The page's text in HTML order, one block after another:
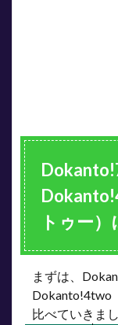
でき
1.4
AI予
想も
参考
2
Dokanto!7（ドカ
ント セブン）と
Dokanto!4two（
カント フォートゥ
トゥー
まずは、
Dokanto!4two
比べていきまし